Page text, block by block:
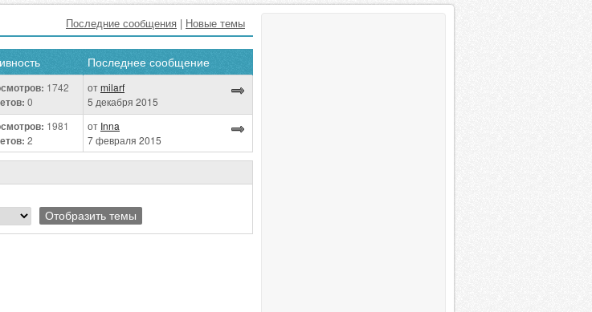
Последние сообщения | Новые темы
Последнее сообщение
1742
0
отmilarf
5 декабря 2015
1981
2
от Inna
7 февраля 2015